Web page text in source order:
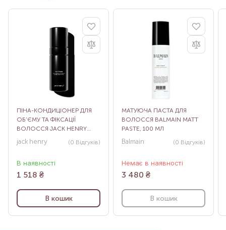
ПІНА-КОНДИЦІОНЕР ДЛЯ
ОБ’ЄМУ ТА ФІКСАЦІЇ
ВОЛОССЯ JACK HENRY
HAIR FOAM, 100 МЛ
jack henry (0 Відгуків)
В наявності
1 518 ₴
В кошик
МАТУЮЧА ПАСТА ДЛЯ
ВОЛОССЯ BALMAIN MATT
PASTE, 100 МЛ
Balmain (0 Відгуків)
Немає в наявності
3 480 ₴
В кошик